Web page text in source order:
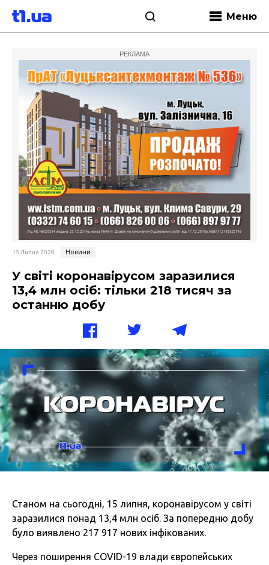
Меню
РЕКЛАМА
15 Липня 2020 Новини
У світі коронавірусом заразилися
13,4 млн осіб: тільки 218 тисяч за
останню добу
Станом на сьогодні, 15 липня, коронавірусом у світі
заразилися понад 13,4 млн осіб. За попередню добу
було виявлено 217 917 нових інфікованих.
Через поширення COVID-19 влади європейських